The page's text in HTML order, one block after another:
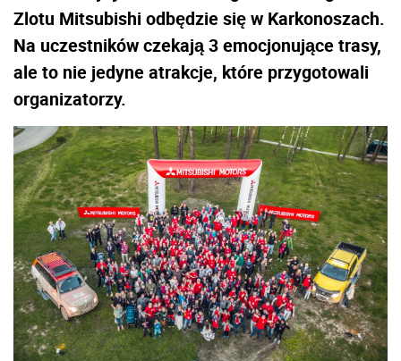
Zlotu Mitsubishi odbędzie się w Karkonoszach.
Na uczestników czekają 3 emocjonujące trasy,
ale to nie jedyne atrakcje, które przygotowali
organizatorzy.